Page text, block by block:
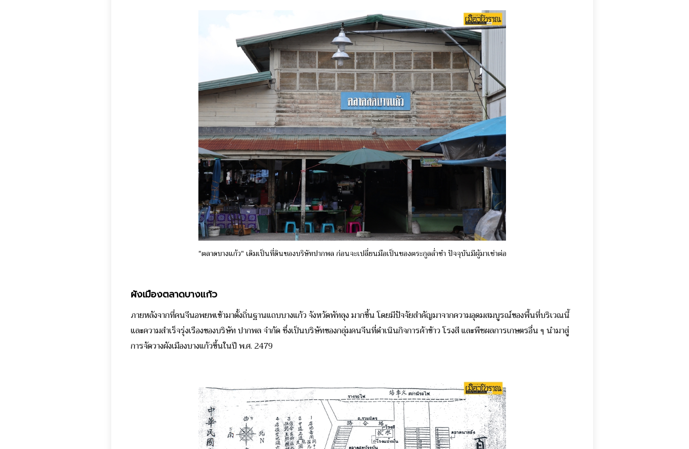
"ตลาดบางแก้ว" เดิมเป็นที่ดินของบริษัทปากพล ก่อนจะเปลี่ยนมือเป็นของตระกูลล่ำซำ ปัจจุบันมีผู้มาเช่าต่อ
ผังเมืองตลาดบางแก้ว
ภายหลังจากที่คนจีนอพยพเข้ามาตั้งถิ่นฐานแถบบางแก้ว จังหวัดพัทลุง มากขึ้น โดยมีปัจจัยสำคัญมาจากความอุดมสมบูรณ์ของพื้นที่บริเวณนี้
และความสำเร็จรุ่งเรืองของบริษัท ปากพล จำกัด ซึ่งเป็นบริษัทของกลุ่มคนจีนที่ดำเนินกิจการค้าข้าว โรงสี และพืชผลการเกษตรอื่น ๆ นำมาสู่
การจัดวางผังเมืองบางแก้วขึ้นในปี พ.ศ. 2479